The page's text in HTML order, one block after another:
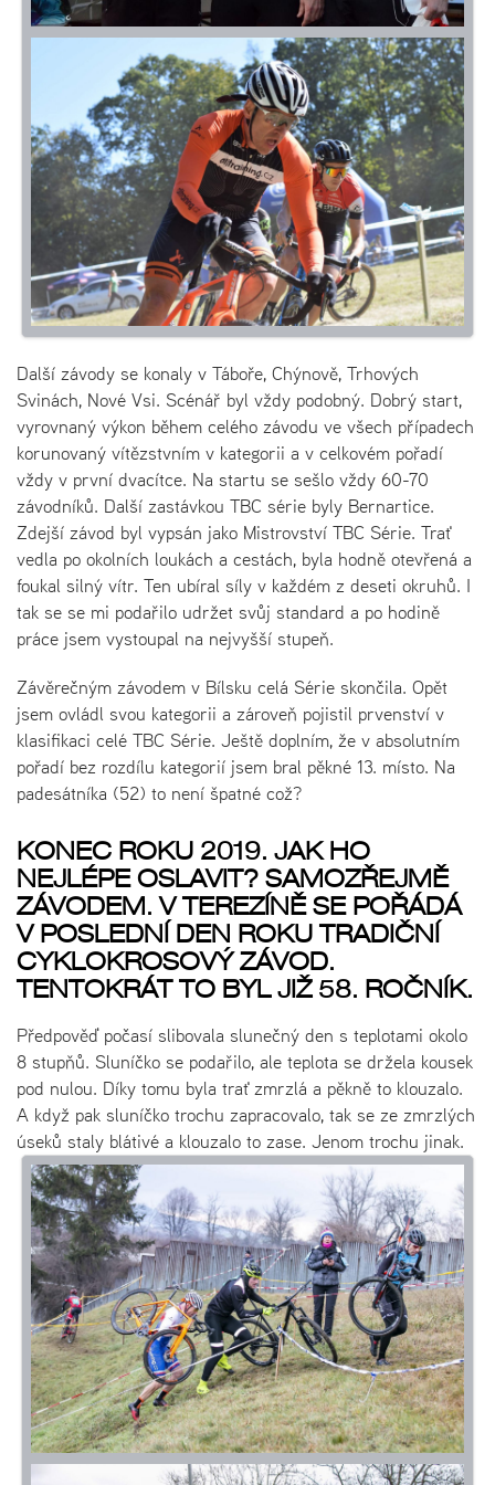
Další závody se konaly v Táboře, Chýnově, Trhových
Svinách, Nové Vsi. Scénář byl vždy podobný. Dobrý start,
vyrovnaný výkon během celého závodu ve všech případech
korunovaný vítězstvním v kategorii a v celkovém pořadí
vždy v první dvacítce. Na startu se sešlo vždy 60-70
závodníků. Další zastávkou TBC série byly Bernartice.
Zdejší závod byl vypsán jako Mistrovství TBC Série. Trať
vedla po okolních loukách a cestách, byla hodně otevřená a
foukal silný vítr. Ten ubíral síly v každém z deseti okruhů. I
tak se se mi podařilo udržet svůj standard a po hodině
práce jsem vystoupal na nejvyšší stupeň.
Závěrečným závodem v Bílsku celá Série skončila. Opět
jsem ovládl svou kategorii a zároveň pojistil prvenství v
klasifikaci celé TBC Série. Ještě doplním, že v absolutním
pořadí bez rozdílu kategorií jsem bral pěkné 13. místo. Na
padesátníka (52) to není špatné což?
KONEC ROKU 2019. JAK HO
NEJLÉPE OSLAVIT? SAMOZŘEJMĚ
ZÁVODEM. V TEREZÍNĚ SE POŘÁDÁ
V POSLEDNÍ DEN ROKU TRADIČNÍ
CYKLOKROSOVÝ ZÁVOD.
TENTOKRÁT TO BYL JIŽ 58. ROČNÍK.
Předpověď počasí slibovala slunečný den s teplotami okolo
8 stupňů. Sluníčko se podařilo, ale teplota se držela kousek
pod nulou. Díky tomu byla trať zmrzlá a pěkně to klouzalo.
A když pak sluníčko trochu zapracovalo, tak se ze zmrzlých
úseků staly blátivé a klouzalo to zase. Jenom trochu jinak.